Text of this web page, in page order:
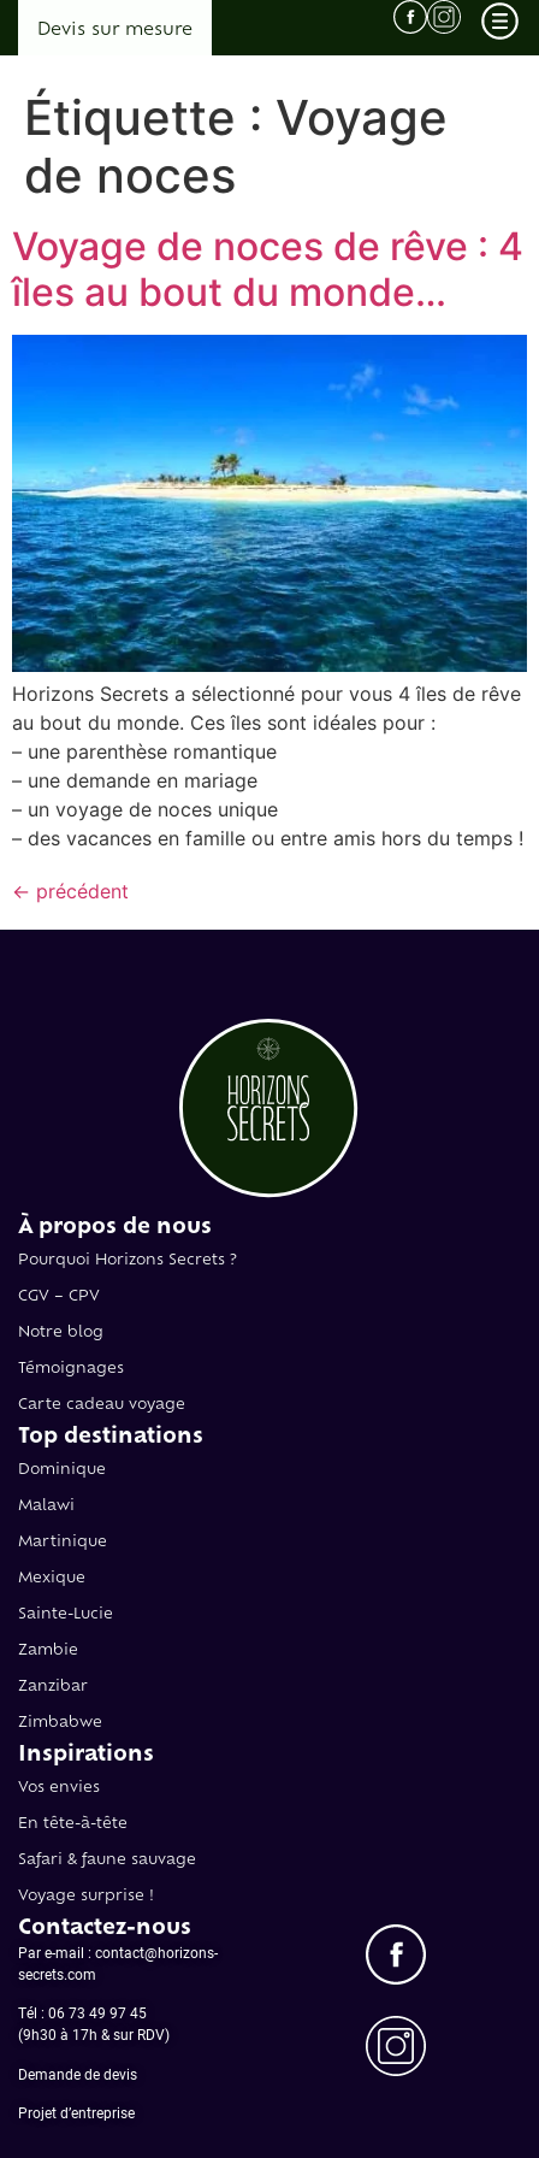
Devis sur mesure
Qui sommes nous ? L’agence derrière les voyages surprises…
Pourquoi choisir Horizons Secrets ?
Conditions Générales de Vente
Malawi
Ouganda
Zambie
Zanzibar
Zimbabwe
Amérique
Mexique
Dominique
Vos envies
Trains de légende
Safari & faune sauvage
Voyage surprise
Avec votre tribu
Étiquette : Voyage
de noces
Voyage de noces de rêve : 4
îles au bout du monde…
Horizons Secrets a sélectionné pour vous 4 îles de rêve
au bout du monde. Ces îles sont idéales pour :
– une parenthèse romantique
– une demande en mariage
– un voyage de noces unique
– des vacances en famille ou entre amis hors du temps !
← précédent
À propos de nous
Pourquoi Horizons Secrets ?
CGV – CPV
Notre blog
Témoignages
Carte cadeau voyage
Top destinations
Dominique
Malawi
Martinique
Mexique
Sainte-Lucie
Zambie
Zanzibar
Zimbabwe
Inspirations
Vos envies
En tête-à-tête
Safari & faune sauvage
Voyage surprise !
Contactez-nous
Par e-mail : contact@horizons-
secrets.com
Tél : 06 73 49 97 45
(9h30 à 17h & sur RDV)
Demande de devis
Projet d’entreprise